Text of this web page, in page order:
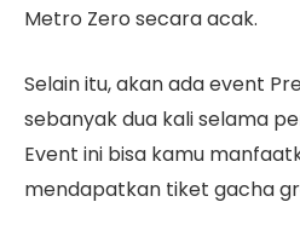
Metro Zero secara acak.
Selain itu, akan ada event
sebanyak dua kali selama
Event ini bisa kamu
mendapatkan tiket gacha